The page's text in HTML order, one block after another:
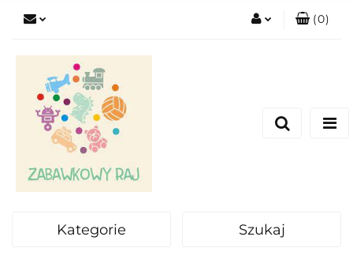
(0)
Kategorie Szukaj